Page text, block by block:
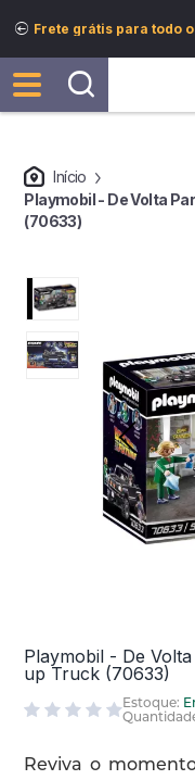
Frete grátis para todo
Início
Playmobil - De Volta
(70633)
Playmobil - De
up Truck (70633)
Estoque:
Reviva o